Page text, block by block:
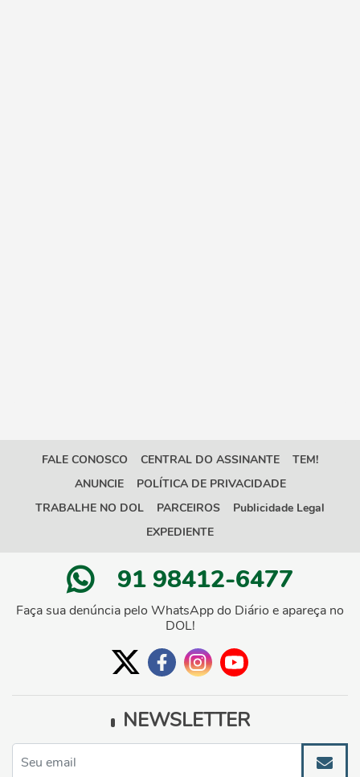
FALE CONOSCO CENTRAL DO ASSINANTE
TEM!
ANUNCIE
POLÍTICA DE PRIVACIDADE
TRABALHE NO DOL
PARCEIROS
Publicidade Legal
EXPEDIENTE
91 98412-6477
Faça sua denúncia pelo WhatsApp do Diário e apareça no
DOL!
NEWSLETTER